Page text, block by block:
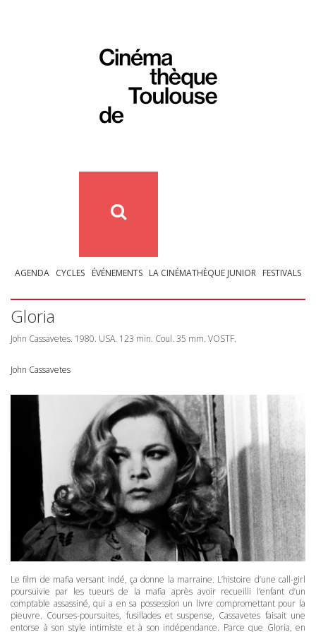
AGENDA CYCLES ÉVÉNEMENTS LA CINÉMATHÈQUE JUNIOR FESTIVALS
Gloria
John Cassavetes. 1980. USA. 123 min. Coul. 35 mm. VOSTF.
John Cassavetes
Le film de mafia versant indé, ça donne la marraine. L’histoire d’une call-girl
poursuivie par les tueurs de la mafia après avoir recueilli l’enfant d’un
comptable assassiné, qui a en sa possession un livre compromettant pour la
pieuvre. Courses-poursuites, fusillades et suspense, Cassavetes faisait une
entorse à son style intimiste et à son indépendance. Parce que Gloria, en